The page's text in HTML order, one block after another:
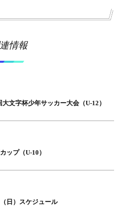
情報
大文字杯少年サッカー大会（U-12）
ップ（U-10）
日）スケジュール